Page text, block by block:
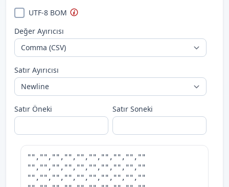
UTF-8 BOM
Değer Ayırıcısı
Satır Ayırıcısı
Satır Öneki Satır Soneki